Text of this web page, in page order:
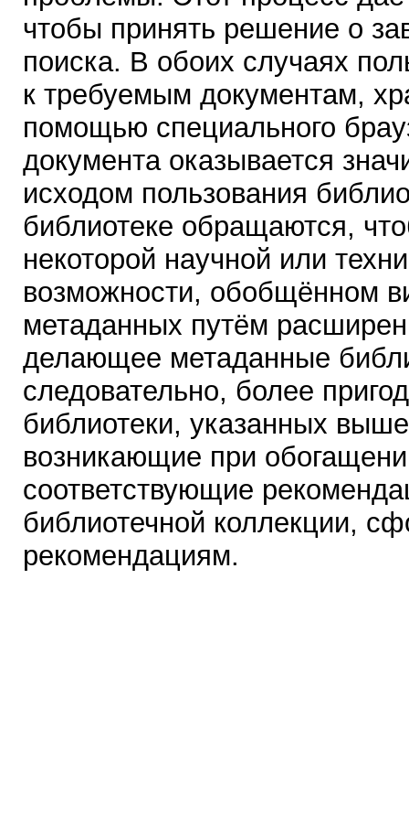
чтобы принять решение о
поиска. В обоих случаях
к требуемым документам,
помощью специального
документа оказывается
исходом пользования
библиотеке обращаются,
некоторой научной или
возможности, обобщённом
метаданных путём
делающее метаданные
следовательно, более
библиотеки, указанных
возникающие при
соответствующие
библиотечной коллекции,
рекомендациям.